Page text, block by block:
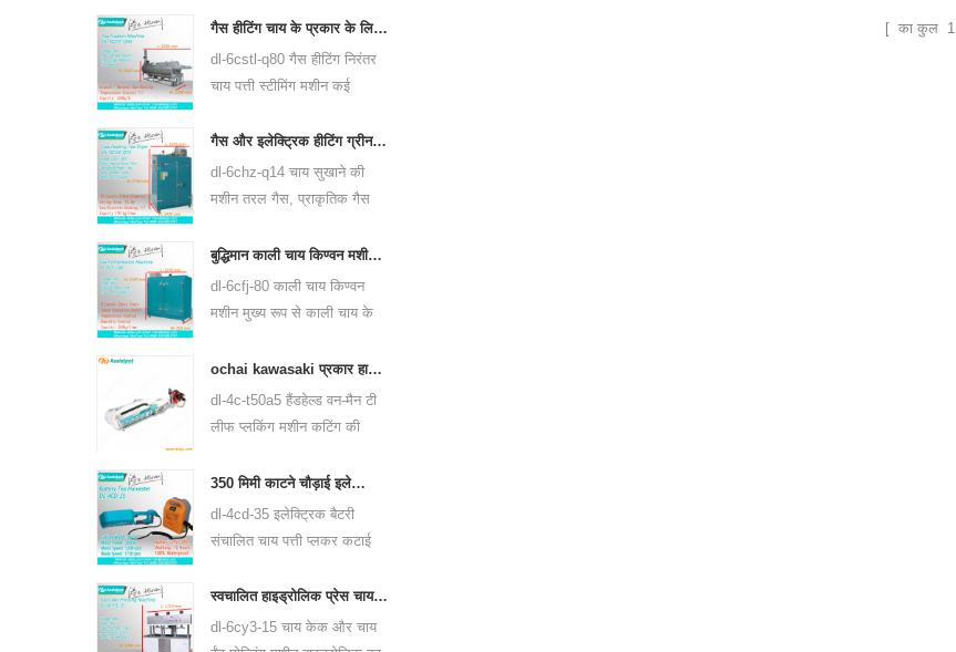
लिए उपयोग कर सकते हैं।
गैस हीटिंग चाय के प्रकार के लिए निरंतर चाय पत्ती भाप मशीन 6cstl-q80
dl-6cstl-q80 गैस हीटिंग निरंतर
चाय पत्ती स्टीमिंग मशीन कई
ऊलोंग चाय और अन्य के लिए
उपयोग कर सकती है।
गैस और इलेक्ट्रिक हीटिंग ग्रीन टी लीफ ड्रायर मशीन 6chz-q14
dl-6chz-q14 चाय सुखाने की
मशीन तरल गैस, प्राकृतिक गैस
है, सभी प्रकार की चाय को सुखा
सकती है, जैसे कि ग्रीन टी, काली
चाय, ऊलोंग चाय और इतने पर।
बुद्धिमान काली चाय किण्वन मशीन 6cfj-80
dl-6cfj-80 काली चाय किण्वन
मशीन मुख्य रूप से काली चाय के
जाती है, जो काली चाय की किण्वन
को बेहतर बनाती है।
ochai kawasaki प्रकार हाथ में एक-आदमी चाय पत्ती की कटाई मशीन 4c-t50a5
dl-4c-t50a5 हैंडहेल्ड वन-मैन टी
लीफ प्लकिंग मशीन कटिंग की
मिमी है, huasheng 1e34f
पेट्रोल इंजन का उपयोग करें।
350 मिमी काटने चौड़ाई इलेक्ट्रिक बैटरी संचालित चाय पत्ती चाय प्लकिंग मशीन 4cd-35
dl-4cd-35 इलेक्ट्रिक बैटरी
संचालित चाय पत्ती प्लकर कटाई
है, बैकपैक लिथियम बैटरी या एसिड
एसिड बैटरी का उपयोग कर।
स्वचालित हाइड्रोलिक प्रेस चाय केक चाय ईंट दबाने की मशीन 6cy3-15
dl-6cy3-15 चाय केक और चाय
[ का कुल 1